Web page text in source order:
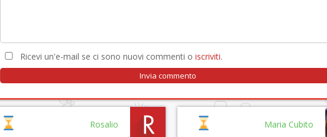
Ricevi un'e-mail se ci sono nuovi commenti o iscriviti.
Maria Cubito
Rosalio